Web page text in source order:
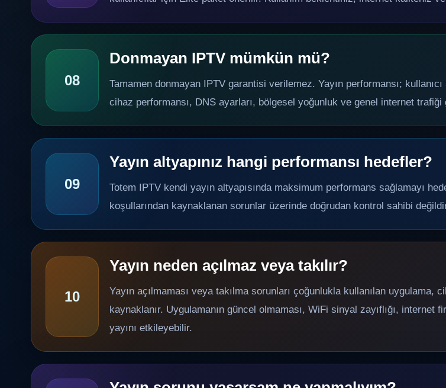
08
Donmayan IPTV mümkün mü?
Tamamen donmayan IPTV garantisi verilemez. Yayın performansı;
cihaz performansı, DNS ayarları, bölgesel yoğunluk ve genel internet
09
Yayın altyapınız hangi performansı hedefler?
Totem IPTV kendi yayın altyapısında maksimum performans sağlamayı
koşullarından kaynaklanan sorunlar üzerinde doğrudan kontrol sahibi
10
Yayın neden açılmaz veya takılır?
Yayın açılmaması veya takılma sorunları çoğunlukla kullanılan
kaynaklanır. Uygulamanın güncel olmaması, WiFi sinyal zayıflığı,
yayını etkileyebilir.